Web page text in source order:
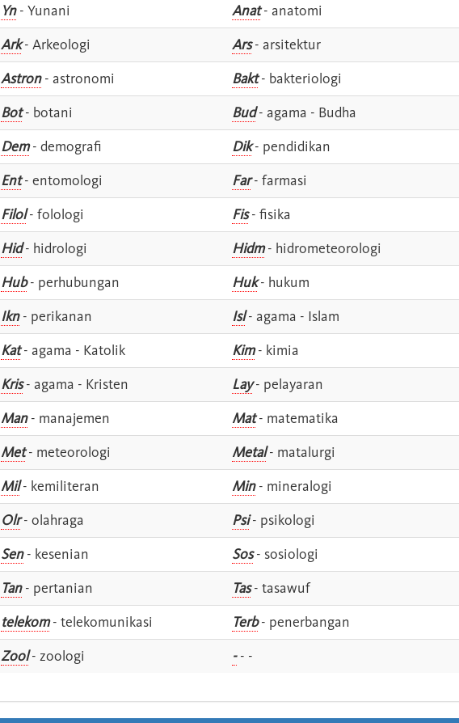
Yn- Yunani Anat- anatomi
Ark- Arkeologi Ars- arsitektur
Astron- astronomi Bakt- bakteriologi
Bot- botani Bud- agama - Budha
Dem- demografi Dik- pendidikan
Ent- entomologi Far- farmasi
Filol- folologi Fis- fisika
Hid- hidrologi Hidm- hidrometeorologi
Hub- perhubungan Huk- hukum
Ikn- perikanan Isl- agama - Islam
Kat- agama - Katolik Kim- kimia
Kris- agama - Kristen Lay- pelayaran
Man- manajemen Mat- matematika
Met- meteorologi Metal- matalurgi
Mil- kemiliteran Min- mineralogi
Olr- olahraga Psi- psikologi
Sen- kesenian Sos- sosiologi
Tan- pertanian Tas- tasawuf
telekom- telekomunikasi Terb- penerbangan
Zool- zoologi -- -